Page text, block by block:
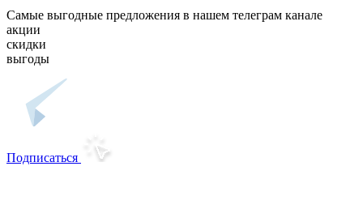
Самые выгодные предложения в нашем телеграм канале
акции
скидки
выгоды
Подписаться